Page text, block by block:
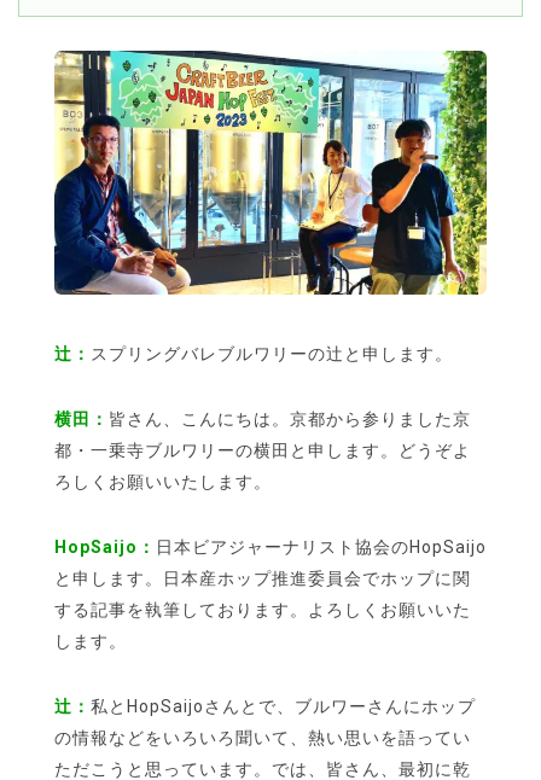
辻： スプリングバレブルワリーの辻と申します。
横田： 皆さん、こんにちは。京都から参りました京
都・一乗寺ブルワリーの横田と申します。どうぞよ
ろしくお願いいたします。
HopSaijo： 日本ビアジャーナリスト協会のHopSaijo
と申します。日本産ホップ推進委員会でホップに関
する記事を執筆しております。よろしくお願いいた
します。
辻： 私とHopSaijoさんとで、ブルワーさんにホップ
の情報などをいろいろ聞いて、熱い思いを語ってい
ただこうと思っています。では、皆さん、最初に乾